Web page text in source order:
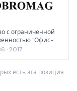
с ограниченной
"Офис-
· 2017
есть эта позиция.